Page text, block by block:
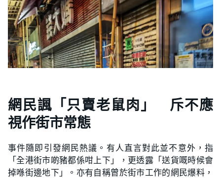
網民諷「只賣老鼠肉」 斥不應
視作街市常態
事件隨即引發網民熱議。有人直言對此並不意外，指
「全港街市啲豬都係咁上下」，更透露「送貨嘅時候會
掉喺街邊地下」。亦有自稱曾於街市工作的網民爆料，